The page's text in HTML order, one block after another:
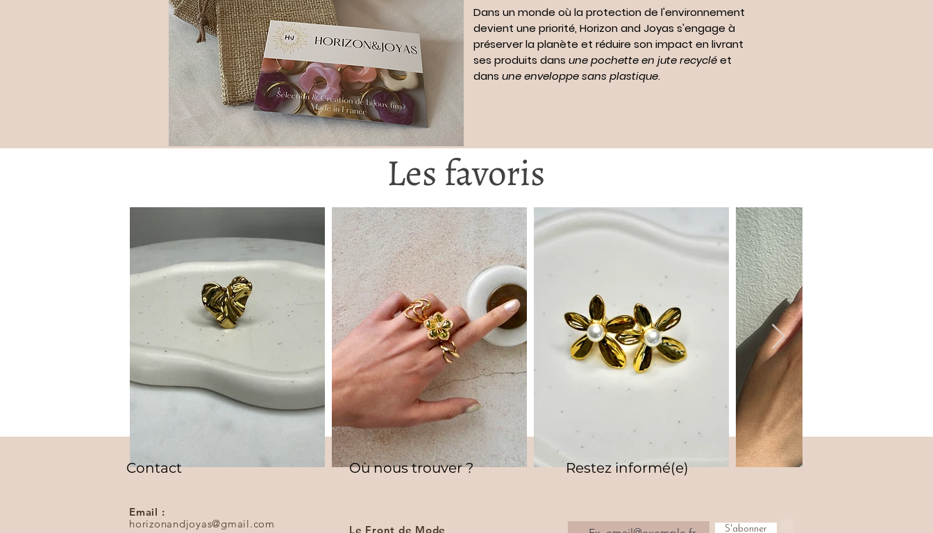
Dans un monde où la protection de l'environnement
devient une priorité, Horizon and Joyas s'engage à
préserver la planète et réduire son impact en livrant
ses produits dans une pochette en jute recycléet
dans une enveloppe sans plastique.
Les favoris
Contact
Email :
horizonandjoyas@gmail.com
Où nous trouver ?
Le Front de Mode
Restez informé(e)
S'abonner